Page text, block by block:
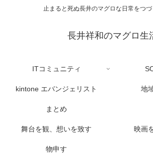
止まると死ぬ長井のマグロな日常をつ
長井祥和のマグロ生
ITコミュニティ
kintone エバンジェリスト 地
まとめ
舞台を観、想いを致す 映画
物申す